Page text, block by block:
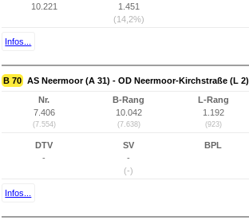
10.221
1.451
(14,2%)
Infos...
B 70 AS Neermoor (A 31) - OD Neermoor-Kirchstraße (L 2)
Nr.
7.406
(7.554)
B-Rang
10.042
(7.638)
L-Rang
1.192
(923)
DTV
-
SV
-
(-)
BPL
Infos...